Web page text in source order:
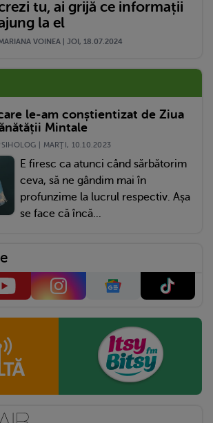
tu, ai grijă ce informații
la el
MARIANA VOINEA | JOI, 18.07.2024
le-am conștientizat de Ziua
Mintale
| MARŢI, 10.10.2023
E firesc ca atunci când sărbătorim
ceva, să ne gândim mai în
profunzime la lucrul respectiv. Așa
se face că încă...